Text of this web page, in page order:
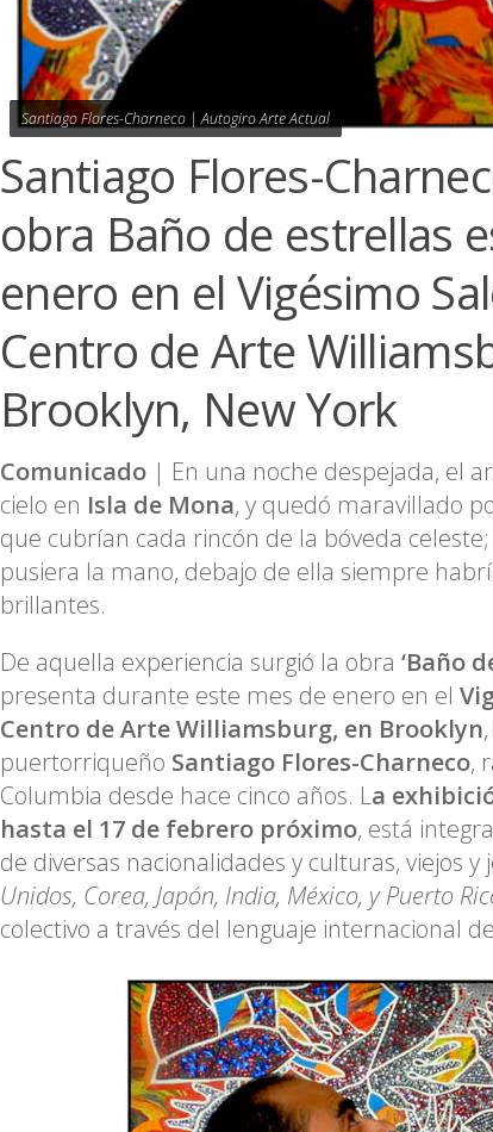
Santiago Flores-Charneco | Autogiro Arte Actual
Santiago Flores-
obra Baño de estrellas
enero en el Vigésimo
Centro de Arte
Brooklyn, New York
Comunicado | En una noche despejada, el
cielo en Isla de Mona, y quedó maravillado
que cubrían cada rincón de la bóveda
pusiera la mano, debajo de ella siempre
brillantes.
De aquella experiencia surgió la obra ‘Baño
presenta durante este mes de enero en el
Centro de Arte Williamsburg, en Brooklyn
puertorriqueño Santiago Flores-Charneco,
Columbia desde hace cinco años. La
hasta el 17 de febrero próximo, está
de diversas nacionalidades y culturas, viejos y
Unidos, Corea, Japón, India, México, y Puerto
colectivo a través del lenguaje internacional